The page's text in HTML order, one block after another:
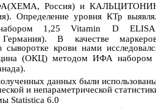
Россия) и
Определение уровня КТр
1,25 Vitamin D
Германия). В качестве
сыворотке крови нами
(ОКЦ) методом ИФА набором
данных были
и непараметрической
Statistica 6.0